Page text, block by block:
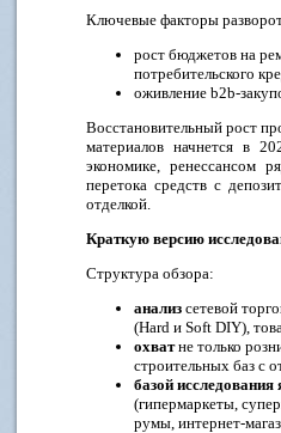
Ключевые факторы
рост бюджетов на
потребительского
оживление
Восстановительный рост
материалов начнется в
экономике, ренессансом
перетока средств с
отделкой.
Краткую версию
Структура обзора:
анализ сетевой
(Hard и Soft DIY),
охватне только
строительных баз с
базой исследования
(гипермаркеты,
румы, интернет-